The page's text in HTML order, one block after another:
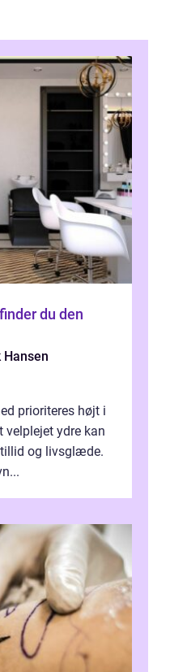
prioriteres højt i
velplejet ydre kan
og livsglæde.